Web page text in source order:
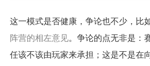
这一模式是否健康，争论也不少，比
阵营的相左意见。争论的点无非是：
任该不该由玩家来承担；这是不是在